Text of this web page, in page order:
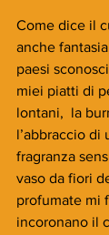
Come dice il
anche
paesi
miei piatti di
lontani,  la
l’abbraccio di
fragranza
vaso da fiori
profumate mi
incoronano il